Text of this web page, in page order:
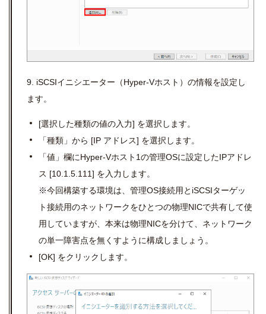
9. iSCSIイニシエーター（Hyper-Vホスト）の情報を設定し
ます。
[選択した種類の値の入力] を選択します。
「種類」から [IP アドレス] を選択します。
「値」欄にHyper-Vホスト 1の管理OSに設定したIPアドレ
ス [10.1.5.111] を入力します。
※今回構築する環境は、管理OS接続用と iSCSIターゲッ
ト接続用のネットワークをひとつの物理NICで共有して使
用していますが、本来は物理NICを分けて、ネットワーク
の単一障害点を無くすように構成しましょう。
[OK] をクリックします。